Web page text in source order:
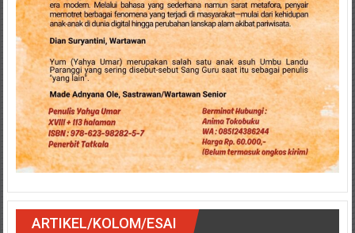
ARTIKEL/KOLOM/ESAI